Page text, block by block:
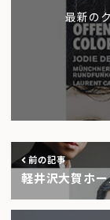
最新の
前の記事
軽井沢大賀ホ